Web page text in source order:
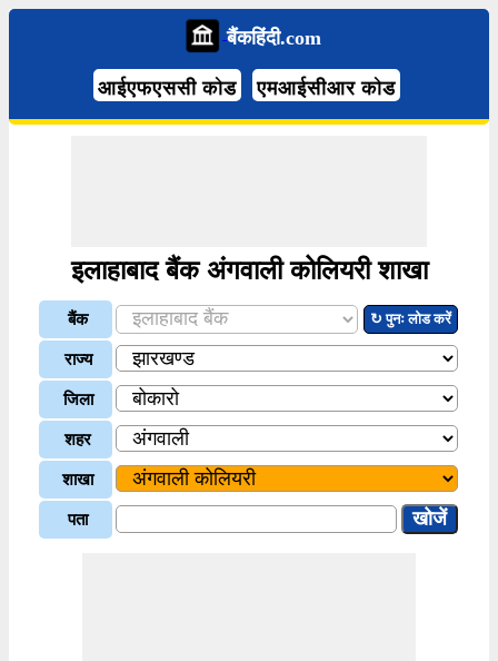
बैंकहिंदी.com
आईएफएससी कोड एमआईसीआर कोड
इलाहाबाद बैंक अंगवाली कोलियरी शाखा
बैंक ↻ पुनः लोड करें
राज्य
जिला
शहर
शाखा
पता